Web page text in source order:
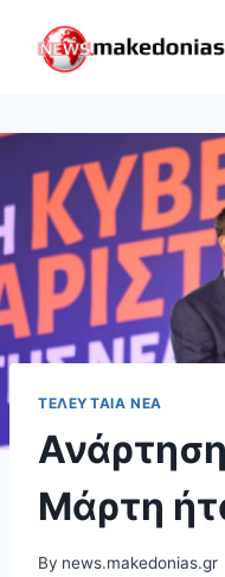
content
ΤΕΛΕΥΤΑΊΑ ΝΈΑ
Μάρτη
By news.makedonias.gr